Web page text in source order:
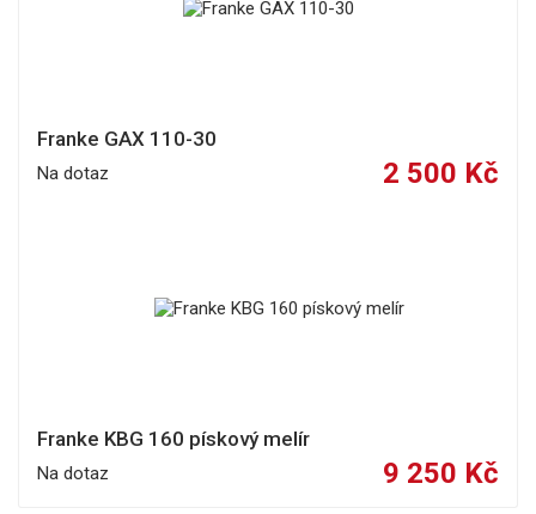
Franke GAX 110-30
Na dotaz 2 500 Kč
Franke KBG 160 pískový melír
Na dotaz 9 250 Kč